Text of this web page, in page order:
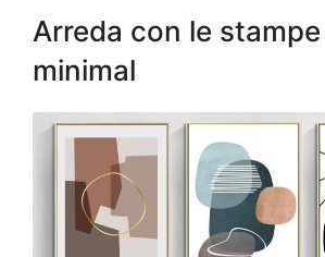
Arreda con le stampe
minimal